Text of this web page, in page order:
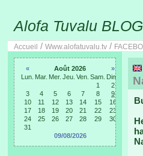
Alofa Tuvalu BLOG
Accueil / Www.alofatuvalu.tv /
« Août 2026
»
Lun. Mar. Mer. Jeu. Ven. Sam. Dim.
1
2
3
4 5 6 7 8
9
10
11 12 13 14 15
16
17
18 19 20 21 22
23
24
25 26 27 28 29
30
31
09/08/2026